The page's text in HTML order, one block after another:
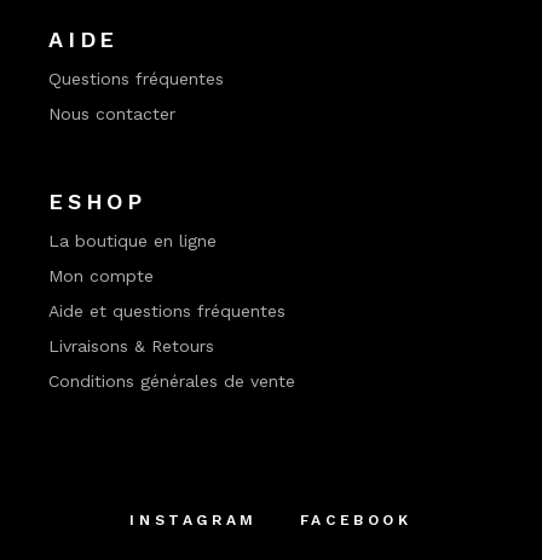
AIDE
Questions fréquentes
Nous contacter
ESHOP
La boutique en ligne
Mon compte
Aide et questions fréquentes
Livraisons & Retours
Conditions générales de vente
INSTAGRAM FACEBOOK